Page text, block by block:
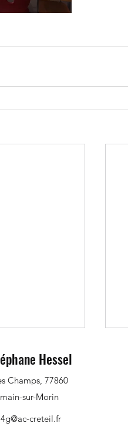
Hessel
Champs, 77860
sur-Morin
creteil.fr